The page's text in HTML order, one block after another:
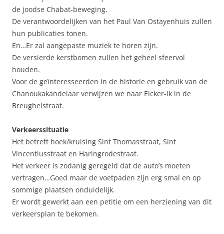
de joodse Chabat-beweging.
De verantwoordelijken van het Paul Van Ostayenhuis zullen
hun publicaties tonen.
En…Er zal aangepaste muziek te horen zijn.
De versierde kerstbomen zullen het geheel sfeervol
houden.
Voor de geïnteresseerden in de historie en gebruik van de
Chanoukakandelaar verwijzen we naar Elcker-Ik in de
Breughelstraat.
Verkeerssituatie
Het betreft hoek/kruising Sint Thomasstraat, Sint
Vincentiusstraat en Haringrodestraat.
Het verkeer is zodanig geregeld dat de auto’s moeten
vertragen…Goed maar de voetpaden zijn erg smal en op
sommige plaatsen onduidelijk.
Er wordt gewerkt aan een petitie om een herziening van dit
verkeersplan te bekomen.